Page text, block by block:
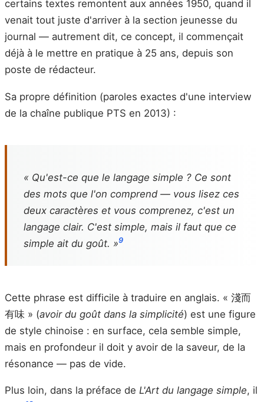
certains textes remontent aux années 1950, quand il
venait tout juste d'arriver à la section jeunesse du
journal — autrement dit, ce concept, il commençait
déjà à le mettre en pratique à 25 ans, depuis son
poste de rédacteur.
Sa propre définition (paroles exactes d'une interview
de la chaîne publique PTS en 2013) :
« Qu'est-ce que le langage simple ? Ce sont
des mots que l'on comprend — vous lisez ces
deux caractères et vous comprenez, c'est un
langage clair. C'est simple, mais il faut que ce
simple ait du goût. »9
Cette phrase est difficile à traduire en anglais. « 淺而
有味 » (avoir du goût dans la simplicité) est une figure
de style chinoise : en surface, cela semble simple,
mais en profondeur il doit y avoir de la saveur, de la
résonance — pas de vide.
Plus loin, dans la préface de L'Art du langage simple, il